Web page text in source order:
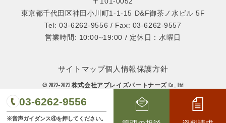
東京都千代田区神田小川町1-1-15 D&F御茶ノ水ビル 5F
Tel: 03-6262-9556 / Fax: 03-6262-9557
営業時間: 10:00~19:00 / 定休日：水曜日
© 2022-2023 株式会社アブレイズパートナーズ Co., Ltd
サイトマップ個人情報保護方針
03-6262-9556
※音声ガイダンス④を押してください。